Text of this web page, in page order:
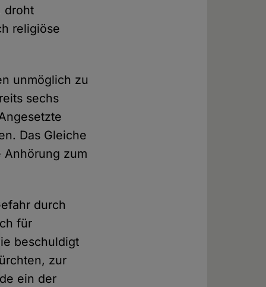
droht
religiöse
unmöglich zu
sechs
Das Gleiche
Anhörung zum
durch
für
beschuldigt
zur
ein der